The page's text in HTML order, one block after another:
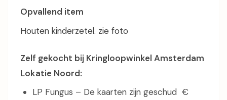
Opvallend item
Houten kinderzetel. zie foto
Zelf gekocht bij Kringloopwinkel Amsterdam
Lokatie Noord:
LP Fungus – De kaarten zijn geschud €